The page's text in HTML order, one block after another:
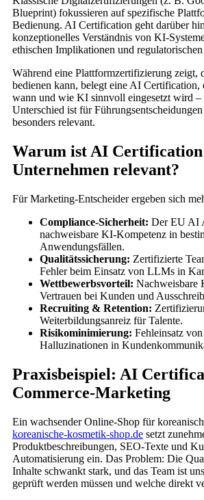
Blueprint) fokussieren auf spezifische
Bedienung. AI Certification geht darüber
konzeptionelles Verständnis von KI-
ethischen Implikationen und
Während eine Plattformzertifizierung zeigt,
bedienen kann, belegt eine AI Certification,
wann und wie KI sinnvoll eingesetzt wird –
Unterschied ist für
besonders relevant.
Warum ist AI
Unternehmen relevant?
Für Marketing-Entscheider ergeben sich
Compliance-Sicherheit: Der EU AI
nachweisbare KI-Kompetenz in
Anwendungsfällen.
Qualitätssicherung: Zertifizierte
Fehler beim Einsatz von LLMs in
Wettbewerbsvorteil: Nachweisbare
Vertrauen bei Kunden und
Recruiting & Retention:
Weiterbildungsanreiz für Talente.
Risikominimierung: Fehleinsatz
Halluzinationen in
Praxisbeispiel: AI
Commerce-Marketing
Ein wachsender Online-Shop für
koreanische-kosmetik-shop.de setzt
Produktbeschreibungen, SEO-Texte und
Automatisierung ein. Das Problem: Die
Inhalte schwankt stark, und das Team ist
geprüft werden müssen und welche direkt